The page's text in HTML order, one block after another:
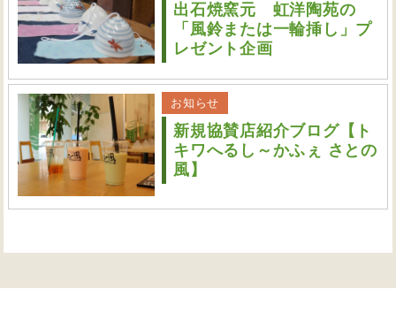
出石焼窯元 虹洋陶苑の
「風鈴または一輪挿し」プ
レゼント企画
お知らせ
新規協賛店紹介ブログ【ト
キワへるし～かふぇ さとの
風】